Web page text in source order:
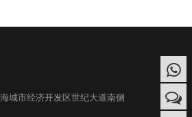
城市经济开发区世纪大道南侧